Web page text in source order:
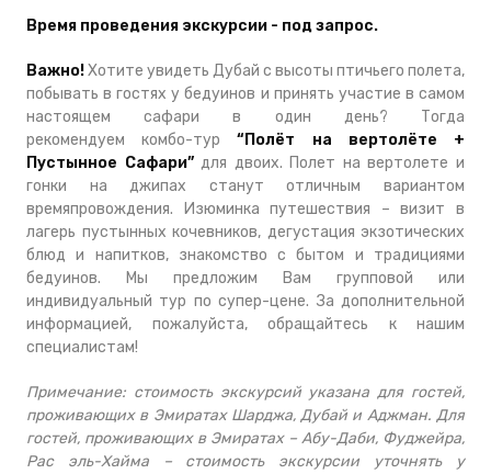
Время проведения экскурсии - под запрос.
Важно!Хотите увидеть Дубай с высоты птичьего полета,
побывать в гостях у бедуинов и принять участие в самом
настоящем сафари в один день? Тогда
рекомендуем комбо-тур “Полёт на вертолёте +
Пустынное Сафари”для двоих. Полет на вертолете и
гонки на джипах станут отличным вариантом
времяпровождения. Изюминка путешествия – визит в
лагерь пустынных кочевников, дегустация экзотических
блюд и напитков, знакомство с бытом и традициями
бедуинов. Мы предложим Вам групповой или
индивидуальный тур по супер-цене. За дополнительной
информацией, пожалуйста, обращайтесь к нашим
специалистам!
Примечание: стоимость экскурсий указана для гостей,
проживающих в Эмиратах Шарджа, Дубай и Аджман. Для
гостей, проживающих в Эмиратах – Абу-Даби, Фуджейра,
Рас эль-Хайма – стоимость экскурсии уточнять у